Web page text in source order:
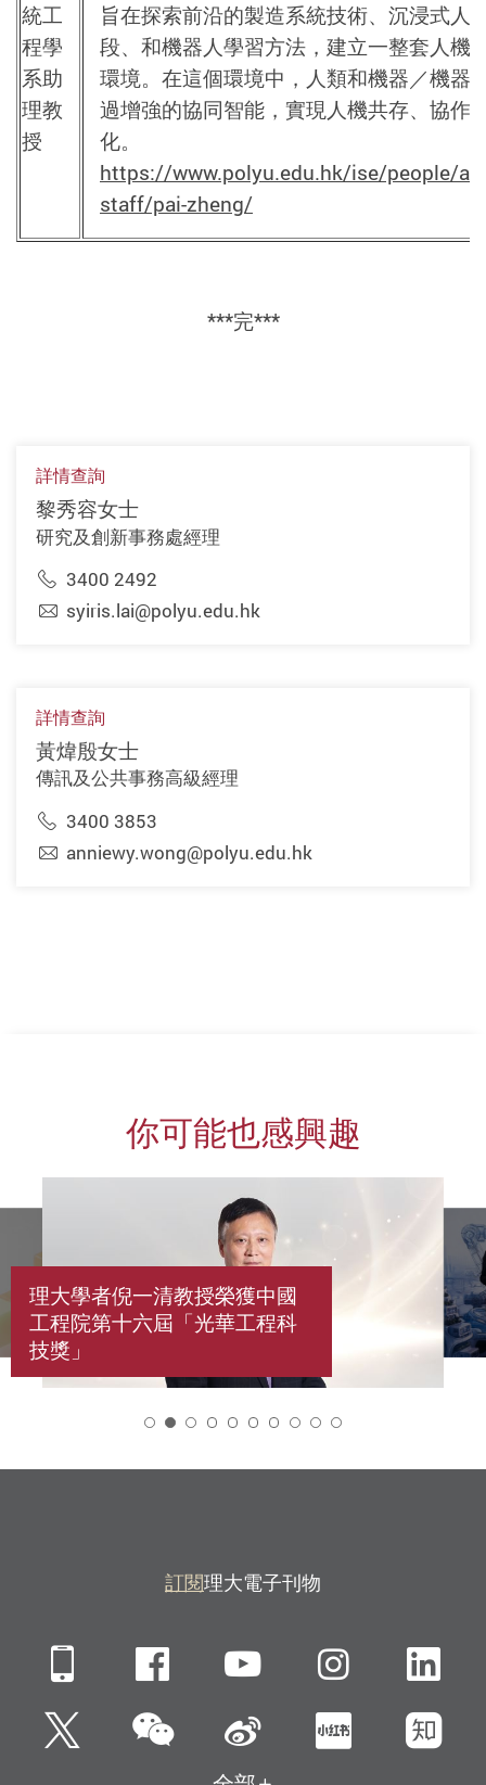
統工
程學
系助
理教
授
旨在探索前沿的製造系統技術、沉浸式人
段、和機器人學習方法，建立一整套人機
環境。在這個環境中，人類和機器／機器
過增強的協同智能，實現人機共存、協作
化。
https://www.polyu.edu.hk/ise/people/
staff/pai-zheng/
***完***
詳情查詢
黎秀容女士
研究及創新事務處經理
3400 2492
syiris.lai@polyu.edu.hk
詳情查詢
黃煒殷女士
傳訊及公共事務高級經理
3400 3853
anniewy.wong@polyu.edu.hk
你可能也感興趣
理大學者倪一清教授榮獲中國
工程院第十六屆「光華工程科
技獎」
訂閱理大電子刊物
Mobile FacebookYouTube
Twitter微信 新浪微博小紅書知